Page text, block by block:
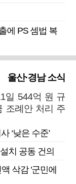
에 PS 셈법 복
울산·경남 소식
일 544억 원 규
조례안 처리 주
‘낮은 수준’
치 공동 건의
삭감 '군민에